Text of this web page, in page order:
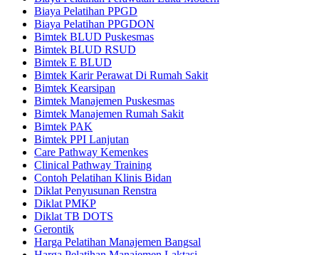
Biaya Pelatihan PPGD
Biaya Pelatihan PPGDON
Bimtek BLUD Puskesmas
Bimtek BLUD RSUD
Bimtek E BLUD
Bimtek Karir Perawat Di Rumah Sakit
Bimtek Kearsipan
Bimtek Manajemen Puskesmas
Bimtek Manajemen Rumah Sakit
Bimtek PAK
Bimtek PPI Lanjutan
Care Pathway Kemenkes
Clinical Pathway Training
Contoh Pelatihan Klinis Bidan
Diklat Penyusunan Renstra
Diklat PMKP
Diklat TB DOTS
Gerontik
Harga Pelatihan Manajemen Bangsal